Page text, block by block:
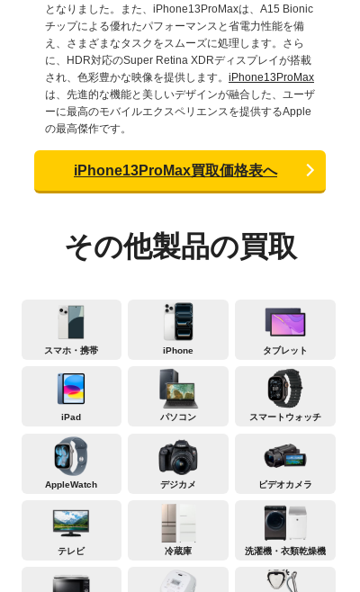
となりました。また、iPhone13ProMaxは、A15 Bionic
チップによる優れたパフォーマンスと省電力性能を備
え、さまざまなタスクをスムーズに処理します。さら
に、HDR対応のSuper Retina XDRディスプレイが搭載
され、色彩豊かな映像を提供します。 iPhone13ProMax
は、先進的な機能と美しいデザインが融合した、ユーザ
ーに最高のモバイルエクスペリエンスを提供するApple
の最高傑作です。
iPhone13ProMax買取価格表へ
その他製品の買取
スマホ・携帯 iPhone タブレット
iPad パソコン スマートウォッチ
AppleWatch デジカメ ビデオカメラ
テレビ 冷蔵庫 洗濯機・衣類乾燥機